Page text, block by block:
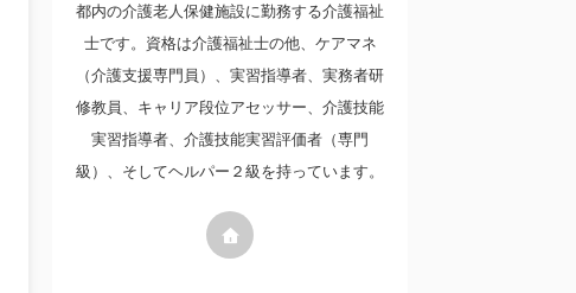
都内の介護老人保健施設に勤務する介護福祉
士です。資格は介護福祉士の他、ケアマネ
（介護支援専門員）、実習指導者、実務者研
修教員、キャリア段位アセッサー、介護技能
実習指導者、介護技能実習評価者（専門
級）、そしてヘルパー２級を持っています。